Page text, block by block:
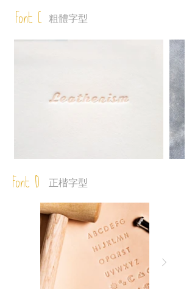
Font C 粗體字型
Font D 正楷字型